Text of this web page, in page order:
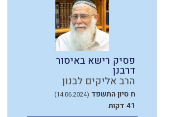
פסיק רישא באיסור
דרבנן
הרב אליקים לבנון
ח סיון התשפד (14.06.2024)
41 דקות